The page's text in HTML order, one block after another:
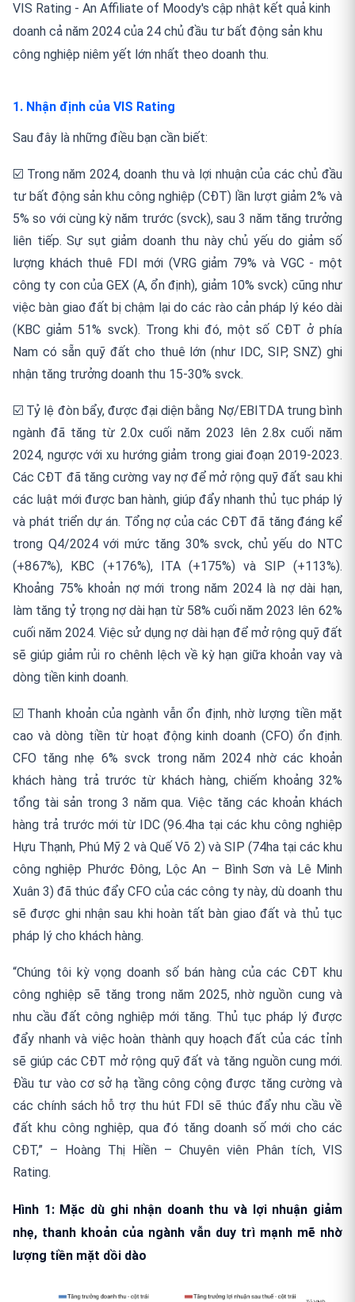
VIS Rating - An Affiliate of Moody's cập nhật kết quả kinh
doanh cả năm 2024 của 24 chủ đầu tư bất động sản khu
công nghiệp niêm yết lớn nhất theo doanh thu.
1. Nhận định của VIS Rating
Sau đây là những điều bạn cần biết:
☑️ Trong năm 2024, doanh thu và lợi nhuận của các chủ đầu
tư bất động sản khu công nghiệp (CĐT) lần lượt giảm 2% và
5% so với cùng kỳ năm trước (svck), sau 3 năm tăng trưởng
liên tiếp. Sự sụt giảm doanh thu này chủ yếu do giảm số
lượng khách thuê FDI mới (VRG giảm 79% và VGC - một
công ty con của GEX (A, ổn định), giảm 10% svck) cũng như
việc bàn giao đất bị chậm lại do các rào cản pháp lý kéo dài
(KBC giảm 51% svck). Trong khi đó, một số CĐT ở phía
Nam có sẵn quỹ đất cho thuê lớn (như IDC, SIP, SNZ) ghi
nhận tăng trưởng doanh thu 15-30% svck.
☑️ Tỷ lệ đòn bẩy, được đại diện bằng Nợ/EBITDA trung bình
ngành đã tăng từ 2.0x cuối năm 2023 lên 2.8x cuối năm
2024, ngược với xu hướng giảm trong giai đoạn 2019-2023.
Các CĐT đã tăng cường vay nợ để mở rộng quỹ đất sau khi
các luật mới được ban hành, giúp đẩy nhanh thủ tục pháp lý
và phát triển dự án. Tổng nợ của các CĐT đã tăng đáng kể
trong Q4/2024 với mức tăng 30% svck, chủ yếu do NTC
(+867%), KBC (+176%), ITA (+175%) và SIP (+113%).
Khoảng 75% khoản nợ mới trong năm 2024 là nợ dài hạn,
làm tăng tỷ trọng nợ dài hạn từ 58% cuối năm 2023 lên 62%
cuối năm 2024. Việc sử dụng nợ dài hạn để mở rộng quỹ đất
sẽ giúp giảm rủi ro chênh lệch về kỳ hạn giữa khoản vay và
dòng tiền kinh doanh.
☑️ Thanh khoản của ngành vẫn ổn định, nhờ lượng tiền mặt
cao và dòng tiền từ hoạt động kinh doanh (CFO) ổn định.
CFO tăng nhẹ 6% svck trong năm 2024 nhờ các khoản
khách hàng trả trước từ khách hàng, chiếm khoảng 32%
tổng tài sản trong 3 năm qua. Việc tăng các khoản khách
hàng trả trước mới từ IDC (96.4ha tại các khu công nghiệp
Hựu Thạnh, Phú Mỹ 2 và Quế Võ 2) và SIP (74ha tại các khu
công nghiệp Phước Đông, Lộc An – Bình Sơn và Lê Minh
Xuân 3) đã thúc đẩy CFO của các công ty này, dù doanh thu
sẽ được ghi nhận sau khi hoàn tất bàn giao đất và thủ tục
pháp lý cho khách hàng.
“Chúng tôi kỳ vọng doanh số bán hàng của các CĐT khu
công nghiệp sẽ tăng trong năm 2025, nhờ nguồn cung và
nhu cầu đất công nghiệp mới tăng. Thủ tục pháp lý được
đẩy nhanh và việc hoàn thành quy hoạch đất của các tỉnh
sẽ giúp các CĐT mở rộng quỹ đất và tăng nguồn cung mới.
Đầu tư vào cơ sở hạ tầng công cộng được tăng cường và
các chính sách hỗ trợ thu hút FDI sẽ thúc đẩy nhu cầu về
đất khu công nghiệp, qua đó tăng doanh số mới cho các
CĐT,” – Hoàng Thị Hiền – Chuyên viên Phân tích, VIS
Rating.
Hình 1: Mặc dù ghi nhận doanh thu và lợi nhuận giảm
nhẹ, thanh khoản của ngành vẫn duy trì mạnh mẽ nhờ
lượng tiền mặt dồi dào